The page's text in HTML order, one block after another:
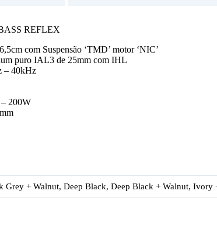
REFLEX
com Suspensão ‘TMD’ motor ‘NIC’
puro IAL3 de 25mm com IHL
– 40kHz
200W
Grey + Walnut, Deep Black, Deep Black + Walnut, Ivory